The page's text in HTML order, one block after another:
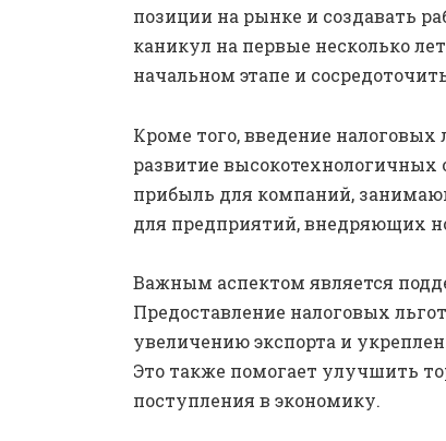
позиции на рынке и создавать
каникул на первые несколько
начальном этапе и
Кроме того, введение
развитие высокотехнологичных
прибыль для компаний,
для предприятий, внедряющих
Важным аспектом является
Предоставление налоговых
увеличению экспорта и
Это также помогает улучшить
поступления в экономику.